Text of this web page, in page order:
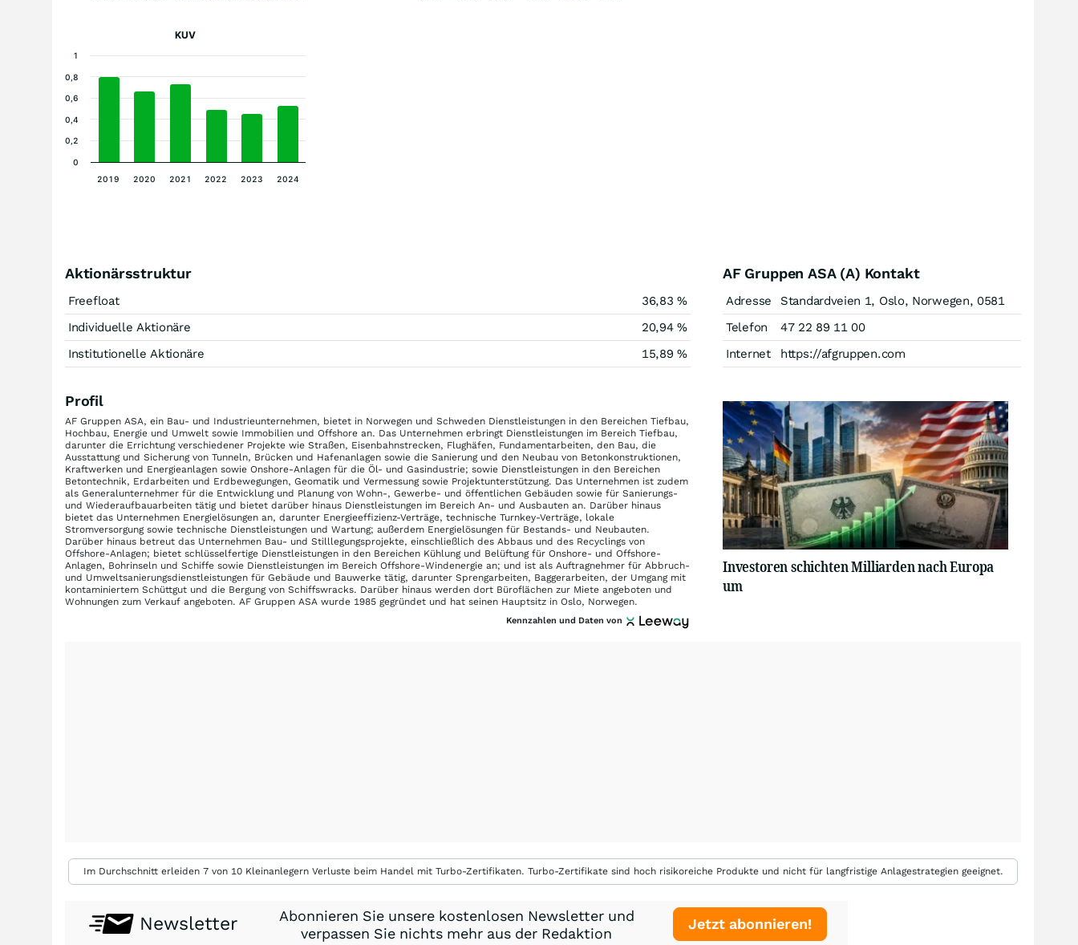
KUV
2019 2020 2021 2022 2023 2024
0
0,2
0,4
0,6
0,8
1
Aktionärsstruktur
Freefloat
36,83 %
Individuelle Aktionäre
20,94 %
Institutionelle Aktionäre
15,89 %
Profil
AF Gruppen ASA, ein Bau- und Industrieunternehmen, bietet in Norwegen und Schweden Dienstleistungen in den Bereichen Tiefbau,
Hochbau, Energie und Umwelt sowie Immobilien und Offshore an. Das Unternehmen erbringt Dienstleistungen im Bereich Tiefbau,
darunter die Errichtung verschiedener Projekte wie Straßen, Eisenbahnstrecken, Flughäfen, Fundamentarbeiten, den Bau, die
Ausstattung und Sicherung von Tunneln, Brücken und Hafenanlagen sowie die Sanierung und den Neubau von Betonkonstruktionen,
Kraftwerken und Energieanlagen sowie Onshore-Anlagen für die Öl- und Gasindustrie; sowie Dienstleistungen in den Bereichen
Betontechnik, Erdarbeiten und Erdbewegungen, Geomatik und Vermessung sowie Projektunterstützung. Das Unternehmen ist zudem
als Generalunternehmer für die Entwicklung und Planung von Wohn-, Gewerbe- und öffentlichen Gebäuden sowie für Sanierungs-
und Wiederaufbauarbeiten tätig und bietet darüber hinaus Dienstleistungen im Bereich An- und Ausbauten an. Darüber hinaus
bietet das Unternehmen Energielösungen an, darunter Energieeffizienz-Verträge, technische Turnkey-Verträge, lokale
Stromversorgung sowie technische Dienstleistungen und Wartung; außerdem Energielösungen für Bestands- und Neubauten.
Darüber hinaus betreut das Unternehmen Bau- und Stilllegungsprojekte, einschließlich des Abbaus und des Recyclings von
Offshore-Anlagen; bietet schlüsselfertige Dienstleistungen in den Bereichen Kühlung und Belüftung für Onshore- und Offshore-
Anlagen, Bohrinseln und Schiffe sowie Dienstleistungen im Bereich Offshore-Windenergie an; und ist als Auftragnehmer für Abbruch-
und Umweltsanierungsdienstleistungen für Gebäude und Bauwerke tätig, darunter Sprengarbeiten, Baggerarbeiten, der Umgang mit
kontaminiertem Schüttgut und die Bergung von Schiffswracks. Darüber hinaus werden dort Büroflächen zur Miete angeboten und
Wohnungen zum Verkauf angeboten. AF Gruppen ASA wurde 1985 gegründet und hat seinen Hauptsitz in Oslo, Norwegen.
Kennzahlen und Daten von
AF Gruppen ASA (A) Kontakt
Adresse
Standardveien 1, Oslo, Norwegen, 0581
Telefon
47 22 89 11 00
Internet
https://afgruppen.com
Investoren schichten Milliarden nach Europa
um
Im Durchschnitt erleiden 7 von 10 Kleinanlegern Verluste beim Handel mit Turbo-Zertifikaten. Turbo-Zertifikate sind hoch risikoreiche Produkte und nicht für langfristige Anlagestrategien geeignet.
Newsletter
Abonnieren Sie unsere kostenlosen Newsletter und
verpassen Sie nichts mehr aus der Redaktion
Jetzt abonnieren!